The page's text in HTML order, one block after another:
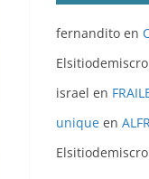
fernandito en
israel en
unique en